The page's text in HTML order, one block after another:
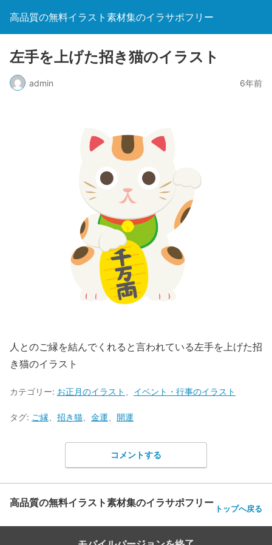
高品質の無料イラスト素材集のイラサポフリー
左手を上げた招き猫のイラスト
admin 6年前
人とのご縁を結んでくれると言われている左手を上げた招
き猫のイラスト
カテゴリー: お正月のイラスト イベント・行事のイラスト
タグ: ご縁 招き猫 金運 開運
コメントする
高品質の無料イラスト素材集のイラサポフリー トップへ戻る